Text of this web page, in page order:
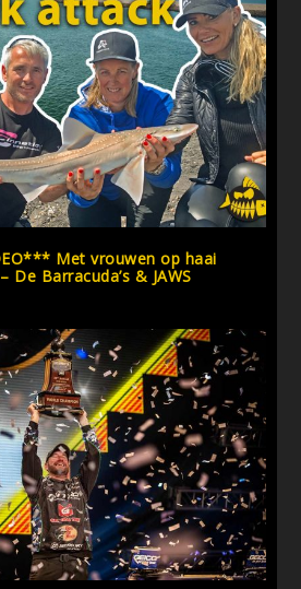
Met vrouwen op haai
De Barracuda’s & JAWS